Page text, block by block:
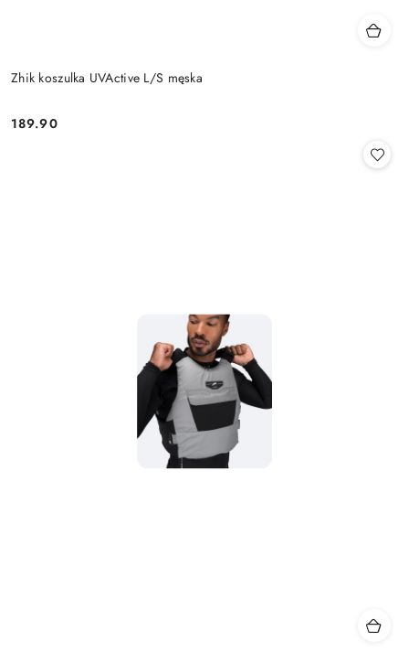
Zhik koszulka UVActive L/S męska
Cena:
189.90